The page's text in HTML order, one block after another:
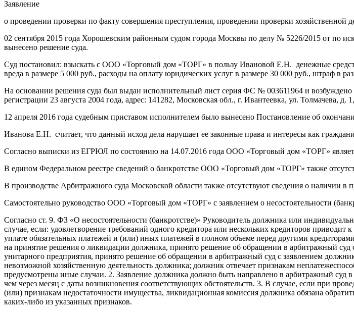
Заявление
о проведении проверки по факту совершения преступления, проведении проверки хозяйственной
02 сентября 2015 года Хорошевским районным судом города Москвы по делу № 5226/2015 от
вынесено решение суда.
Суд постановил: взыскать с ООО «Торговый дом «ТОРГ» в пользу Ивановой Е.Н. денежные
вреда в размере 5 000 руб., расходы на оплату юридических услуг в размере 30 000 руб., штраф в
На основании решения суда был выдан исполнительный лист серия ФС № 003611964 и
регистрации 23 августа 2004 года, адрес: 141282, Московская обл., г. Ивантеевка, ул. Толмачева,
12 апреля 2016 года судебным приставом исполнителем было вынесено Постановление об
Иванова Е.Н. считает, что данный исход дела нарушает ее законные права и интересы как
Согласно выписки из ЕГРЮЛ по состоянию на 14.07.2016 года ООО «Торговый дом «ТОРГ»
В едином Федеральном реестре сведений о банкротстве ООО «Торговый дом «ТОРГ» также
В производстве Арбитражного суда Московской области также отсутствуют сведения о наличии
Самостоятельно руководство ООО «Торговый дом «ТОРГ» с заявлением о несостоятельности
Согласно ст. 9. ФЗ «О несостоятельности (банкротстве)» Руководитель должника или
случае, если: удовлетворение требований одного кредитора или нескольких кредиторов
уплате обязательных платежей и (или) иных платежей в полном объеме перед другими
на принятие решения о ликвидации должника, принято решение об обращении в арбитражный
унитарного предприятия, принято решение об обращении в арбитражный суд с заявлением
невозможной хозяйственную деятельность должника; должник отвечает признакам
предусмотрены иные случаи. 2. Заявление должника должно быть направлено в арбитражный суд
чем через месяц с даты возникновения соответствующих обстоятельств. 3. В случае, если при
(или) признакам недостаточности имущества, ликвидационная комиссия должника обязана
каких-либо из указанных признаков.